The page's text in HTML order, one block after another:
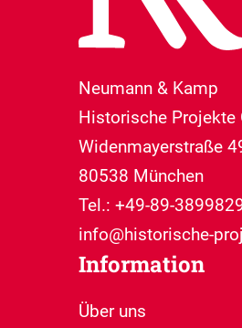
Neumann & Kamp
Historische Projekte
Widenmayerstraße
80538 München
Tel.: +49-89-
info@historische-
Information
Über uns